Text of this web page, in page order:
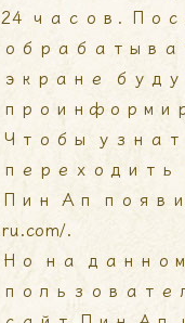
24 часов.
экране
Чтобы
переходить
Пин Ап
ru.com/.
Но на